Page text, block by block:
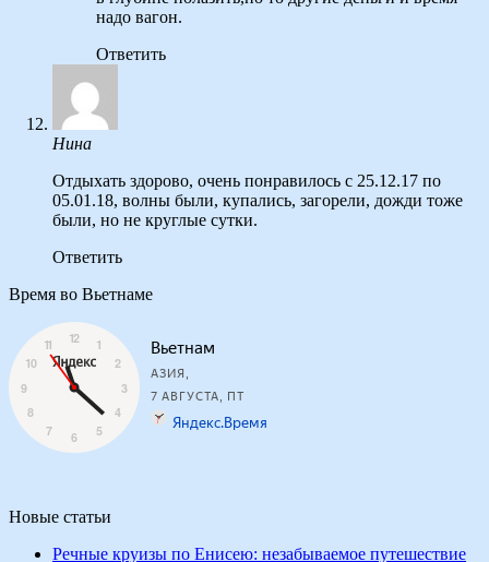
надо вагон.
Ответить
Нина
Отдыхать здорово, очень понравилось с 25.12.17 по
05.01.18, волны были, купались, загорели, дожди тоже
были, но не круглые сутки.
Ответить
Время во Вьетнаме
Новые статьи
Речные круизы по Енисею: незабываемое путешествие